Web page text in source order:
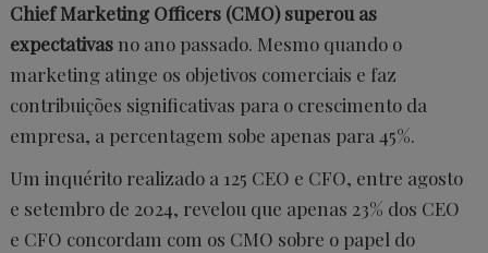
Chief Marketing Officers (CMO) superou as
expectativas no ano passado. Mesmo quando o
marketing atinge os objetivos comerciais e faz
contribuições significativas para o crescimento da
empresa, a percentagem sobe apenas para 45%.
Um inquérito realizado a 125 CEO e CFO, entre agosto
e setembro de 2024, revelou que apenas 23% dos CEO
e CFO concordam com os CMO sobre o papel do